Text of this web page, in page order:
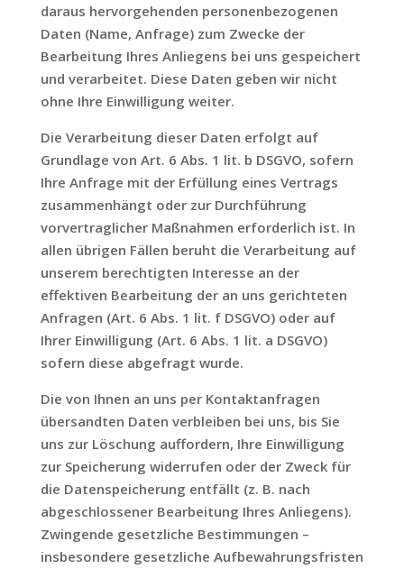
daraus hervorgehenden personenbezogenen
Daten (Name, Anfrage) zum Zwecke der
Bearbeitung Ihres Anliegens bei uns gespeichert
und verarbeitet. Diese Daten geben wir nicht
ohne Ihre Einwilligung weiter.
Die Verarbeitung dieser Daten erfolgt auf
Grundlage von Art. 6 Abs. 1 lit. b DSGVO, sofern
Ihre Anfrage mit der Erfüllung eines Vertrags
zusammenhängt oder zur Durchführung
vorvertraglicher Maßnahmen erforderlich ist. In
allen übrigen Fällen beruht die Verarbeitung auf
unserem berechtigten Interesse an der
effektiven Bearbeitung der an uns gerichteten
Anfragen (Art. 6 Abs. 1 lit. f DSGVO) oder auf
Ihrer Einwilligung (Art. 6 Abs. 1 lit. a DSGVO)
sofern diese abgefragt wurde.
Die von Ihnen an uns per Kontaktanfragen
übersandten Daten verbleiben bei uns, bis Sie
uns zur Löschung auffordern, Ihre Einwilligung
zur Speicherung widerrufen oder der Zweck für
die Datenspeicherung entfällt (z. B. nach
abgeschlossener Bearbeitung Ihres Anliegens).
Zwingende gesetzliche Bestimmungen –
insbesondere gesetzliche Aufbewahrungsfristen